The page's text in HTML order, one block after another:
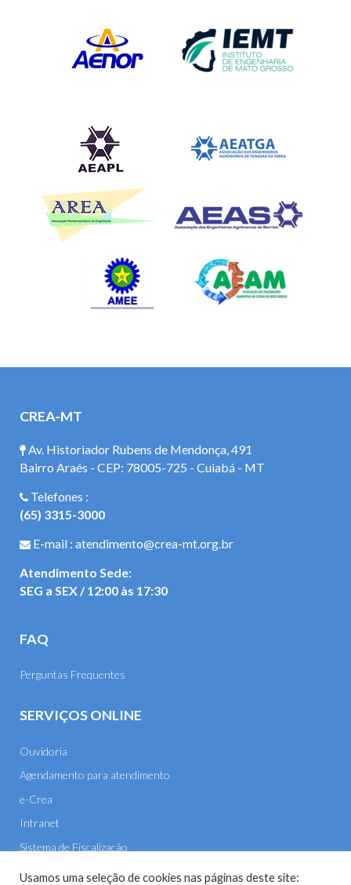
CREA-MT
Av. Historiador Rubens de Mendonça, 491
Bairro Araés - CEP: 78005-725 - Cuiabá - MT
Telefones :
(65) 3315-3000
E-mail : atendimento@crea-mt.org.br
Atendimento Sede:
SEG a SEX / 12:00 às 17:30
FAQ
Perguntas Frequentes
SERVIÇOS ONLINE
Ouvidoria
Agendamento para atendimento
e-Crea
Intranet
Sistema de Fiscalização
E-mail
Usamos uma seleção de cookies nas páginas deste site: